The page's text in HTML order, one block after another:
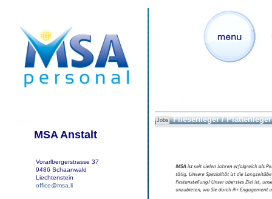
MSA Anstalt
Vorarlbergerstrasse 37
9486 Schaanwald
Liechtenstein
office@msa.li
Jobs Fliesenleger / Plattenleger